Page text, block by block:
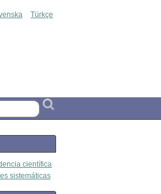
Türkçe
científica
sistemáticas